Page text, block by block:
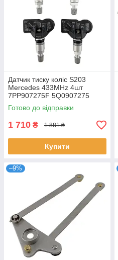
Датчик тиску коліс S203
Mercedes 433MHz 4шт
7PP907275F 5Q0907275
5Q0907275B 4D0907275
36106877937 36236781847
Готово до відправки
1 710 ₴ 1 881 ₴
Купити
–9%